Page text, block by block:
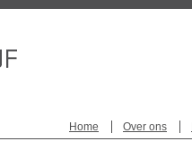
Home Over ons